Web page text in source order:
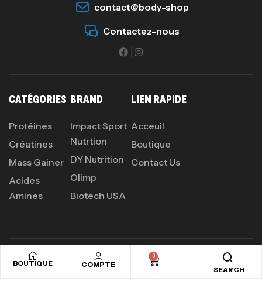
BOUTIQUE COMPTE
0
SEARCH
contact@body-shop
Contactez-nous
CATÉGORIES
Protéines
Créatines
Mass Gainer
Acides
Amines
BRAND
Impact Sport
Nutrtion
DY Nutrition
Olimp
Biotech USA
LIEN RAPIDE
Acceuil
Boutique
Contact Us
PROFITEZ D'UN SHAKER CADEAU